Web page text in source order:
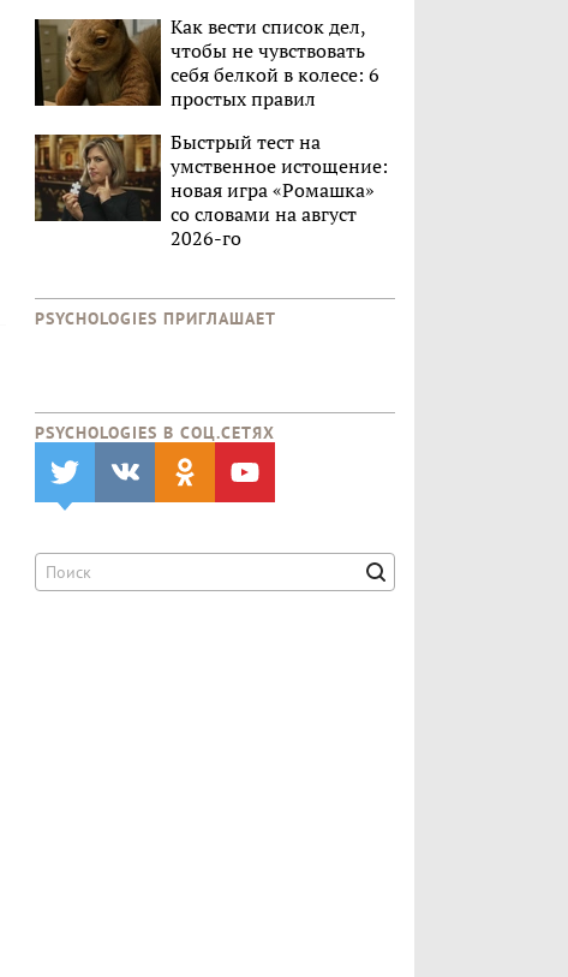
Как вести список дел,
чтобы не чувствовать
себя белкой в колесе: 6
простых правил
Быстрый тест на
умственное истощение:
новая игра «Ромашка»
со словами на август
2026-го
PSYCHOLOGIES ПРИГЛАШАЕТ
PSYCHOLOGIES В CОЦ.СЕТЯХ